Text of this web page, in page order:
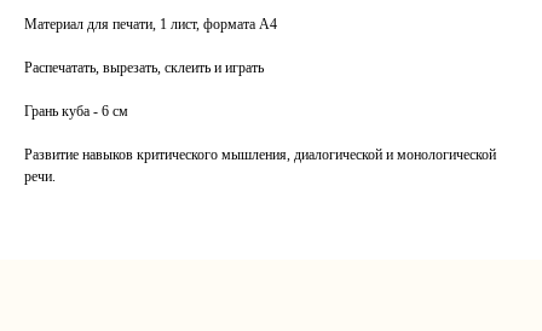
Материал для печати, 1 лист, формата А4
Распечатать, вырезать, склеить и играть
Грань куба - 6 см
Развитие навыков критического мышления, диалогической и монологической
речи.